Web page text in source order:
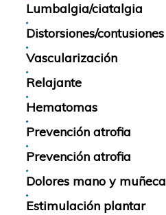
Lumbalgia/ciatalgia
Distorsiones/contusiones
Vascularización
Relajante
Hematomas
Prevención atrofia
Prevención atrofia
Dolores mano y muñeca
Estimulación plantar